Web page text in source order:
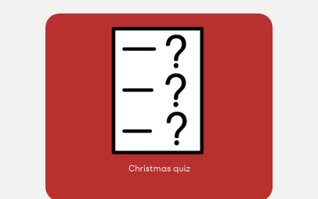
Christmas quiz